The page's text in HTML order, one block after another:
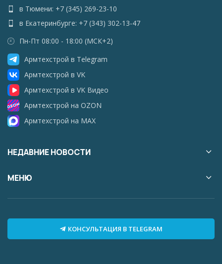
в Тюмени: +7 (345) 269-23-10
в Екатеринбурге: +7 (343) 302-13-47
Пн-Пт 08:00 - 18:00 (МСК+2)
Армтехстрой в Telegram
Армтехстрой в VK
Армтехстрой в VK Видео
Армтехстрой на OZON
Армтехстрой на MAX
НЕДАВНИЕ НОВОСТИ
МЕНЮ
КОНСУЛЬТАЦИЯ В TELEGRAM